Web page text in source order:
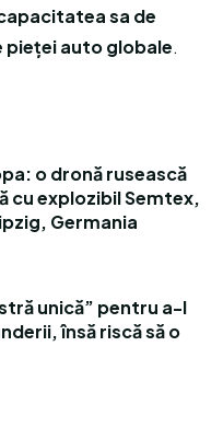
sa de
pieței auto globale.
o dronă rusească
cu explozibil Semtex,
Germania
unică” pentru a-l
însă riscă să o